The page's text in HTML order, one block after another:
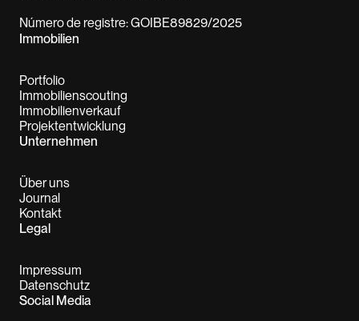
Número de registre: GOIBE89829/2025
Immobilien
Portfolio
Immobilienscouting
Immobilienverkauf
Projektentwicklung
Unternehmen
Über uns
Journal
Kontakt
Legal
Impressum
Datenschutz
Social Media